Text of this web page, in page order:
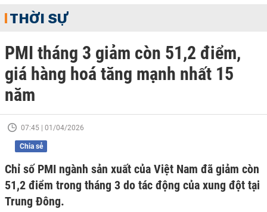
THỜI SỰ
PMI tháng 3 giảm còn 51,2 điểm,
giá hàng hoá tăng mạnh nhất 15
năm
07:45 | 01/04/2026
Chia sẻ
Chỉ số PMI ngành sản xuất của Việt Nam đã giảm còn
51,2 điểm trong tháng 3 do tác động của xung đột tại
Trung Đông.